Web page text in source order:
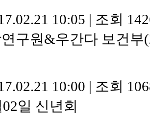
10:05 | 조회
구원&우간다 보건부
10:00 | 조회
일 신년회